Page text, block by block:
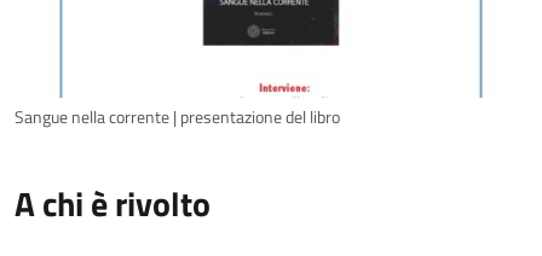
Sangue nella corrente | presentazione del libro
A chi è rivolto